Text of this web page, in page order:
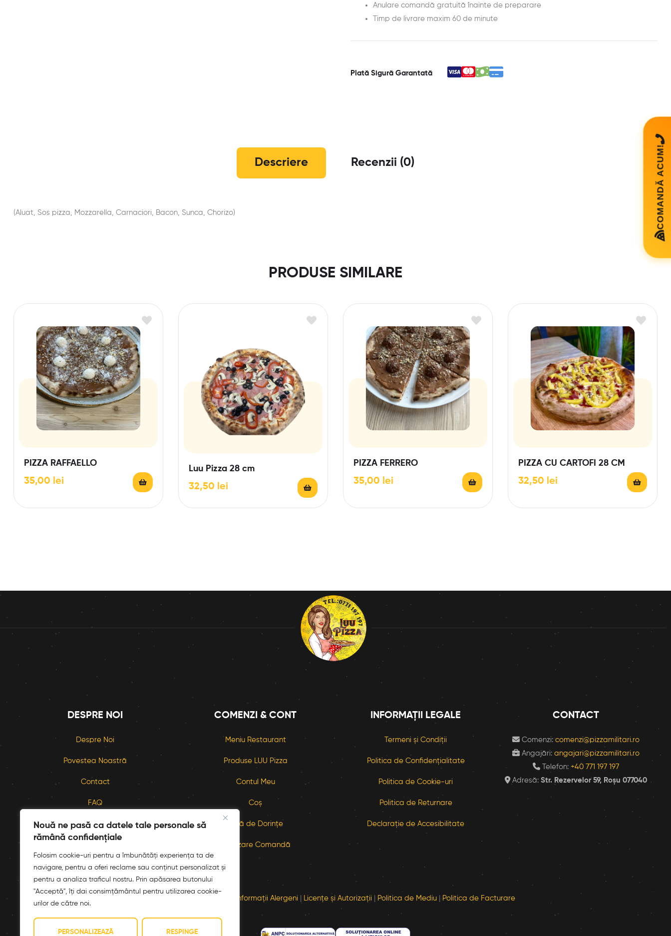
Nouă ne pasă ca datele tale personale să
rămână confidențiale
Folosim cookie-uri pentru a îmbunătăți experiența ta de
navigare, pentru a oferi reclame sau conținut personalizat și
pentru a analiza traficul nostru. Prin apăsarea butonului
"Acceptă", îți dai consimțământul pentru utilizarea cookie-
urilor de către noi.
PERSONALIZEAZĂ RESPINGE
COMANDĂ ACUM!
Anulare comandă gratuită înainte de preparare
Timp de livrare maxim 60 de minute
Plată Sigură Garantată
Descriere Recenzii (0)
(Aluat, Sos pizza, Mozzarella, Carnaciori, Bacon, Sunca, Chorizo)
PRODUSE SIMILARE
PIZZA RAFFAELLO
35,00 lei
Luu Pizza 28 cm
32,50 lei
PIZZA FERRERO
35,00 lei
PIZZA CU CARTOFI 28 CM
32,50 lei
DESPRE NOI
Despre Noi
Povestea Noastră
Contact
FAQ
L – D:16:00 – 00:00
COMENZI & CONT
Meniu Restaurant
Produse LUU Pizza
Contul Meu
Coș
Listă de Dorințe
Finalizare Comandă
INFORMAȚII LEGALE
Termeni și Condiții
Politica de Confidențialitate
Politica de Cookie-uri
Politica de Returnare
Declarație de Accesibilitate
CONTACT
Comenzi:comenzi@pizzamilitari.ro
Angajări: angajari@pizzamilitari.ro
Telefon: +40 771 197 197
Adresă: Str. Rezervelor 59, Roșu 077040
Informații Alergeni Licențe și Autorizații Politica de Mediu | Politica de Facturare